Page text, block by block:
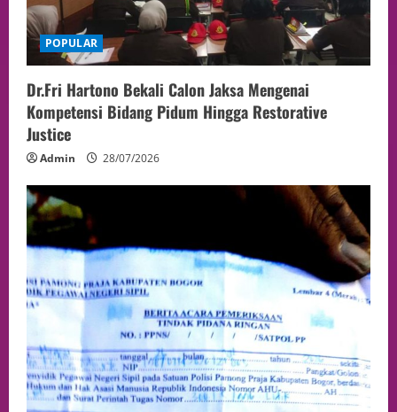
POPULAR
Dr.Fri Hartono Bekali Calon Jaksa Mengenai
Kompetensi Bidang Pidum Hingga Restorative
Justice
Admin 28/07/2026